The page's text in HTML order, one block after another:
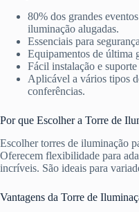
80% dos grandes
iluminação alugadas.
Essenciais para
Equipamentos de última
Fácil instalação e
Aplicável a vários tipos
conferências.
Por que Escolher a Torre de
Escolher torres de iluminação
Oferecem flexibilidade para
incríveis. São ideais para
Vantagens da Torre de